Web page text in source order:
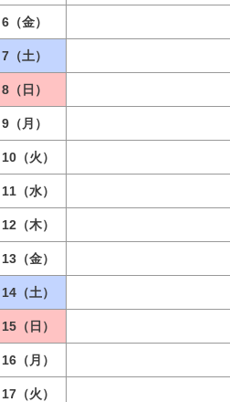
6（金）
7（土）
8（日）
9（月）
10（火）
11（水）
12（木）
13（金）
14（土）
15（日）
16（月）
17（火）